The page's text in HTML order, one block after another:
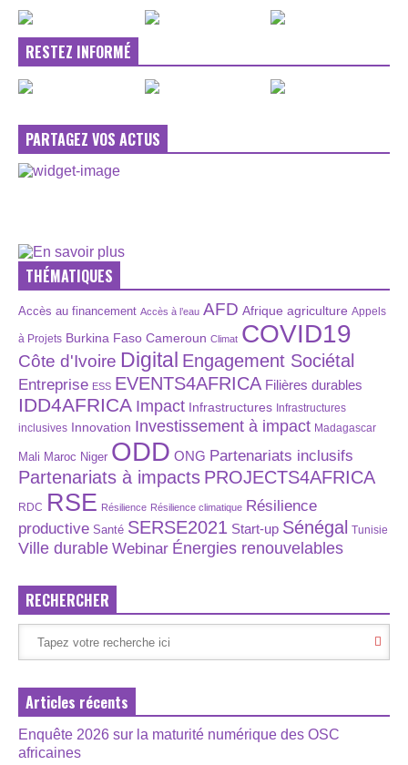
RESTEZ INFORMÉ
PARTAGEZ VOS ACTUS
THÉMATIQUES
Accès au financement Accès à l’eau AFD Afrique agriculture Appels
à Projets Burkina Faso Cameroun Climat COVID19
Côte d'Ivoire Digital Engagement Sociétal
Entreprise ESS EVENTS4AFRICA Filières durables
IDD4AFRICA Impact Infrastructures Infrastructures
inclusives Innovation Investissement à impact Madagascar
Mali Maroc Niger ODD ONG Partenariats inclusifs
Partenariats à impacts PROJECTS4AFRICA
RDC RSE Résilience Résilience climatique Résilience
productive Santé SERSE2021 Start-up Sénégal Tunisie
Ville durable Webinar Énergies renouvelables
RECHERCHER
Articles récents
Enquête 2026 sur la maturité numérique des OSC
africaines